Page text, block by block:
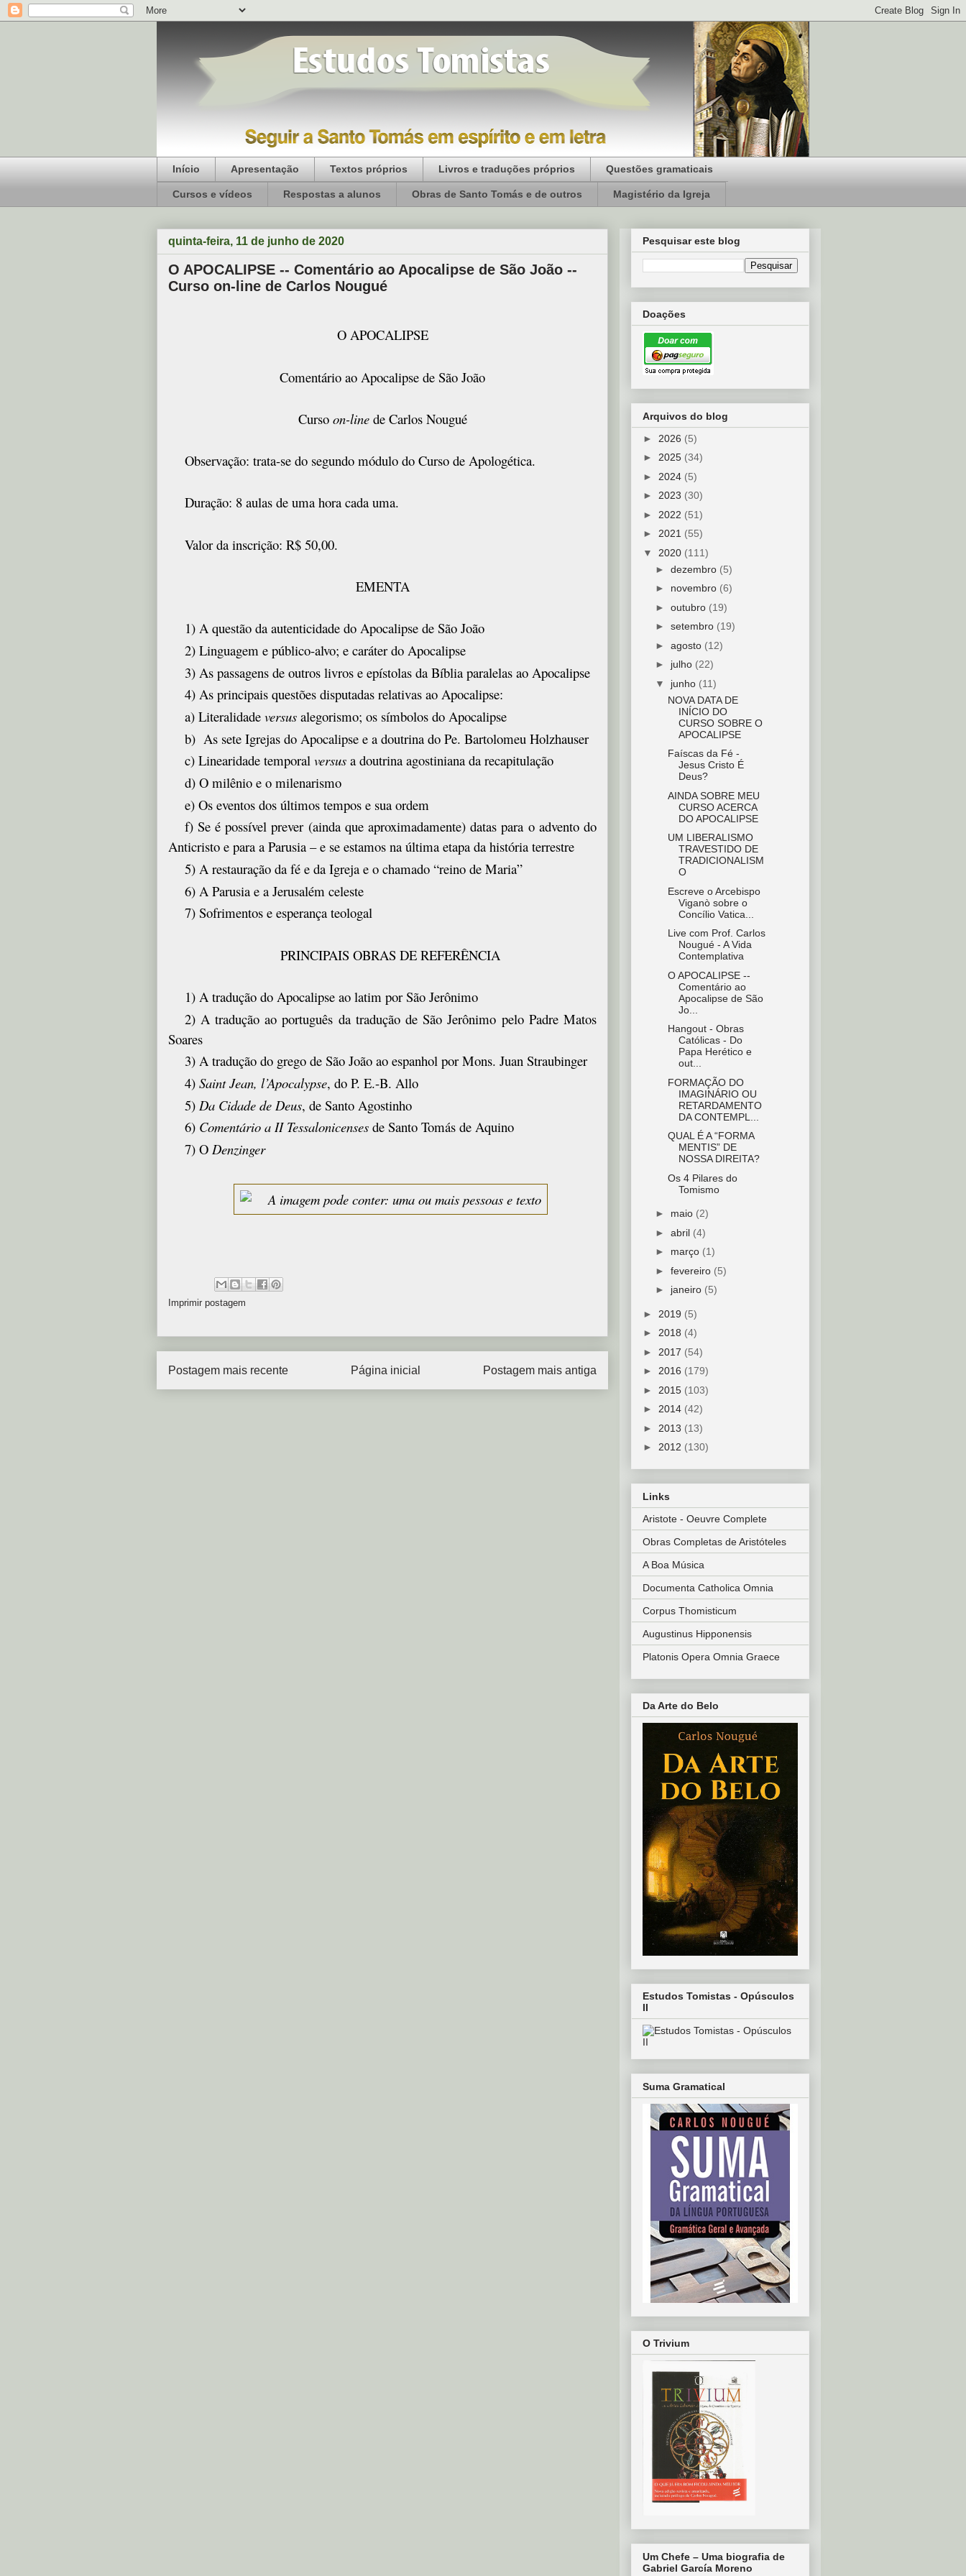
Início Apresentação Textos próprios Livros e traduções próprios Questões gramaticais
Cursos e vídeos Respostas a alunos Obras de Santo Tomás e de outros Magistério da Igreja
quinta-feira, 11 de junho de 2020
O APOCALIPSE -- Comentário ao Apocalipse de São João --
Curso on-line de Carlos Nougué
O APOCALIPSE
Comentário ao Apocalipse de São João
Curso on-linede Carlos Nougué
Observação: trata-se do segundo módulo do Curso de Apologética.
Duração: 8 aulas de uma hora cada uma.
Valor da inscrição: R$ 50,00.
EMENTA
1) A questão da autenticidade do Apocalipse de São João
2) Linguagem e público-alvo; e caráter do Apocalipse
3) As passagens de outros livros e epístolas da Bíblia paralelas ao Apocalipse
4) As principais questões disputadas relativas ao Apocalipse:
a) Literalidade versusalegorismo; os símbolos do Apocalipse
b) As sete Igrejas do Apocalipse e a doutrina do Pe. Bartolomeu Holzhauser
c) Linearidade temporal versusa doutrina agostiniana da recapitulação
d) O milênio e o milenarismo
e) Os eventos dos últimos tempos e sua ordem
f) Se é possível prever (ainda que aproximadamente) datas para o advento do
Anticristo e para a Parusia – e se estamos na última etapa da história terrestre
5) A restauração da fé e da Igreja e o chamado “reino de Maria”
6) A Parusia e a Jerusalém celeste
7) Sofrimentos e esperança teologal
PRINCIPAIS OBRAS DE REFERÊNCIA
1) A tradução do Apocalipse ao latim por São Jerônimo
2) A tradução ao português da tradução de São Jerônimo pelo Padre Matos
Soares
3) A tradução do grego de São João ao espanhol por Mons. Juan Straubinger
4) Saint Jean, l’Apocalypse, do P. E.-B. Allo
5) Da Cidade de Deus, de Santo Agostinho
6) Comentário a II Tessalonicensesde Santo Tomás de Aquino
7) O Denzinger
Imprimir postagem
Postagem mais recente Postagem mais antiga
Página inicial
Pesquisar este blog
Doações
Arquivos do blog
► 2026 (5)
► 2025 (34)
► 2024 (5)
► 2023 (30)
► 2022 (51)
► 2021 (55)
▼ 2020 (111)
► dezembro (5)
► novembro (6)
► outubro (19)
► setembro (19)
► agosto (12)
► julho (22)
▼ junho (11)
NOVA DATA DE
INÍCIO DO
CURSO SOBRE O
APOCALIPSE
Faíscas da Fé -
Jesus Cristo É
Deus?
AINDA SOBRE MEU
CURSO ACERCA
DO APOCALIPSE
UM LIBERALISMO
TRAVESTIDO DE
TRADICIONALISM
O
Escreve o Arcebispo
Viganò sobre o
Concílio Vatica...
Live com Prof. Carlos
Nougué - A Vida
Contemplativa
O APOCALIPSE --
Comentário ao
Apocalipse de São
Jo...
Hangout - Obras
Católicas - Do
Papa Herético e
out...
FORMAÇÃO DO
IMAGINÁRIO OU
RETARDAMENTO
DA CONTEMPL...
QUAL É A “FORMA
MENTIS” DE
NOSSA DIREITA?
Os 4 Pilares do
Tomismo
► maio (2)
► abril (4)
► março (1)
► fevereiro (5)
► janeiro (5)
► 2019 (5)
► 2018 (4)
► 2017 (54)
► 2016 (179)
► 2015 (103)
► 2014 (42)
► 2013 (13)
► 2012 (130)
Links
Aristote - Oeuvre Complete
Obras Completas de Aristóteles
A Boa Música
Documenta Catholica Omnia
Corpus Thomisticum
Augustinus Hipponensis
Platonis Opera Omnia Graece
Da Arte do Belo
Estudos Tomistas - Opúsculos
II
Suma Gramatical
O Trivium
Um Chefe – Uma biografia de
Gabriel García Moreno